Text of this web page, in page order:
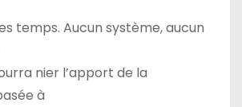
temps. Aucun système, aucun
nier l’apport de la
à